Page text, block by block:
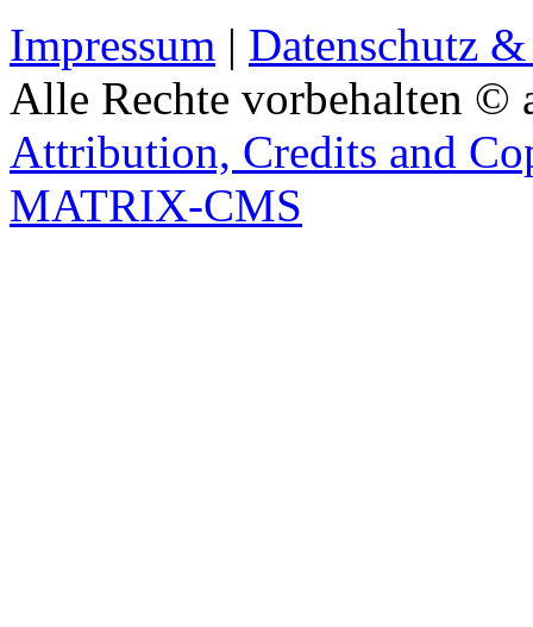
Impressum | Datenschutz
Alle Rechte vorbehalten ©
Attribution, Credits and
MATRIX-CMS